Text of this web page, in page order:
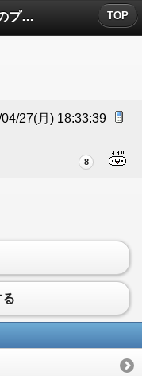
No.7615 夏のプール ↓ 人...についたコメント TOP
27(月) 18:33:39
8